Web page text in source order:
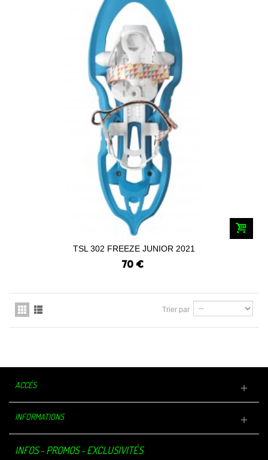
TSL 302 FREEZE JUNIOR 2021
70 €
Trier par
ACCÈS
INFORMATIONS
INFOS - PROMOS - EXCLUSIVITÉS